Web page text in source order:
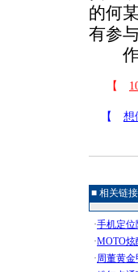
的何
有参
作
■ 相关链接